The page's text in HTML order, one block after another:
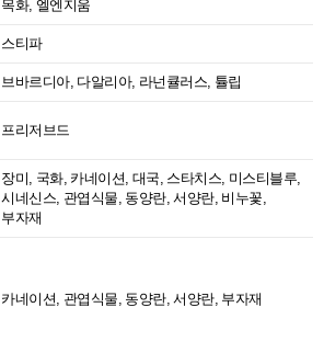
목화, 엘엔지움
스티파
브바르디아, 다알리아, 라넌큘러스, 튤립
프리저브드
장미, 국화, 카네이션, 대국, 스타치스, 미스티블루,
시네신스, 관엽식물, 동양란, 서양란, 비누꽃,
부자재
카네이션, 관엽식물, 동양란, 서양란, 부자재